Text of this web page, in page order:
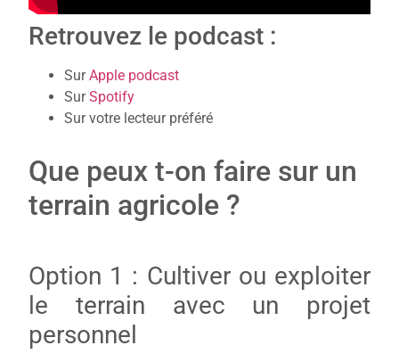
Retrouvez le podcast :
SurApple podcast
SurSpotify
Sur votre lecteur préféré
Que peux t-on faire sur un
terrain agricole ?
Option 1 : Cultiver ou exploiter
le terrain avec un projet
personnel